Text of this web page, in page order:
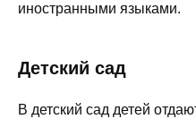
иностранными языками.
Детский сад
В детский сад детей